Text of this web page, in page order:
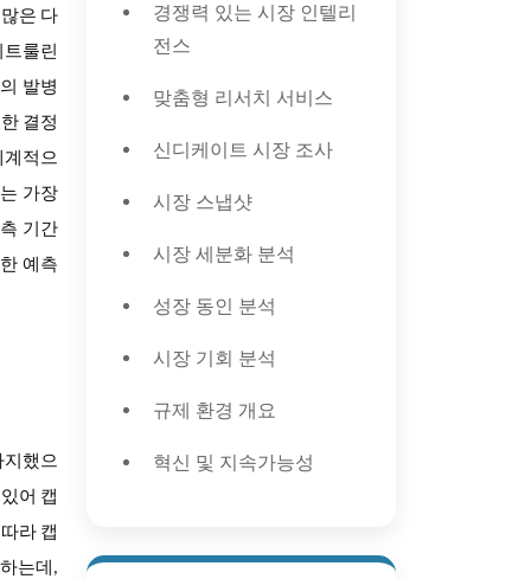
은 다
룰린
발병
결정
계적으
가장
기간
예측
지했으
어 캡
라 캡
는데,
경쟁력 있는 시장 인텔리
전스
맞춤형 리서치 서비스
신디케이트 시장 조사
시장 스냅샷
시장 세분화 분석
성장 동인 분석
시장 기회 분석
규제 환경 개요
혁신 및 지속가능성